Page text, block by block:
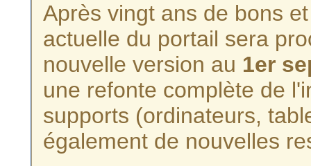
Après vingt ans de bons
actuelle du portail sera
nouvelle version au 1er
une refonte complète de
supports (ordinateurs,
également de nouvelles